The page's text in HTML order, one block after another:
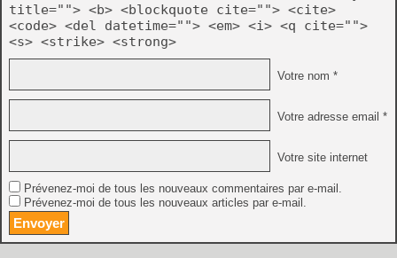
title=""> <b> <blockquote cite=""> <cite>
<code> <del datetime=""> <em> <i> <q cite="">
<s> <strike> <strong>
Votre nom *
Votre adresse email *
Votre site internet
Prévenez-moi de tous les nouveaux commentaires par e-mail.
Prévenez-moi de tous les nouveaux articles par e-mail.